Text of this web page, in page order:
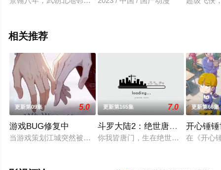
相关推荐
更新第09集 5.0
游戏BUG修复中
当游戏策划江城突然被拉进自己精心打造的数字世界时，他原
更新第165集 7.0
斗罗大陆2：绝世唐门2023
你我皆唐门，生在绝世中——腾讯视
更新第66集
开心锤
在《开心